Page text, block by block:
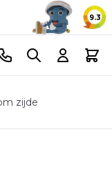
9.3
Search Cart
zijde